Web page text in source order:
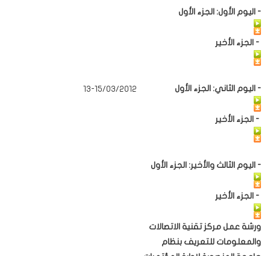
- اليوم الأول: الجزء الأول
- الجزء الأخير
- اليوم الثاني: الجزء الأول
- الجزء الأخير
- اليوم الثالث والأخير: الجزء الأول
- الجزء الأخير
13-15/03/2012
ورشة عمل مركز تقنية الاتصالات
والمعلومات للتعريف بنظام